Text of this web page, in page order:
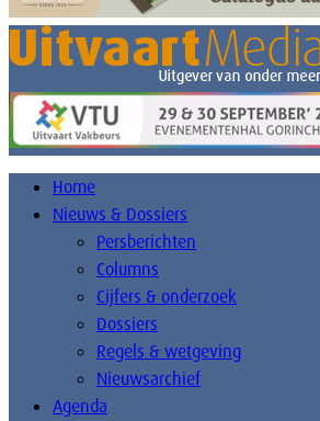
Home
Nieuws & Dossiers
Persberichten
Columns
Cijfers & onderzoek
Dossiers
Regels & wetgeving
Nieuwsarchief
Agenda